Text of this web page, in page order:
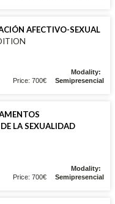
AFECTIVO-SEXUAL
Price: 700€
Modality:
Semipresencial
LA SEXUALIDAD
Price: 700€
Modality:
Semipresencial